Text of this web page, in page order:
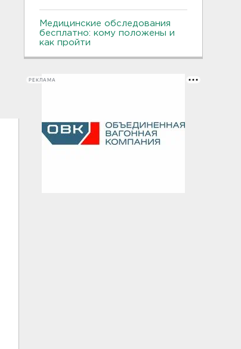
Медицинские обследования
бесплатно: кому положены и
как пройти
РЕКЛАМА